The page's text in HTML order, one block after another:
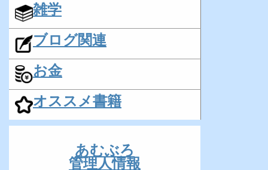
雑学
ブログ関連
お金
オススメ書籍
あむぶろ
管理人情報